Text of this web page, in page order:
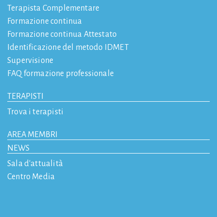
Terapista Complementare
Formazione continua
Formazione continua Attestato
Identificazione del metodo IDMET
Supervisione
FAQ formazione professionale
TERAPISTI
Trova i terapisti
AREA MEMBRI
NEWS
Sala d'attualità
Centro Media